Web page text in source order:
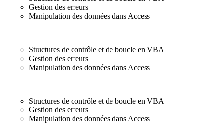
Gestion des erreurs
Manipulation des données dans Access
|
Structures de contrôle et de boucle en VBA
Gestion des erreurs
Manipulation des données dans Access
|
Structures de contrôle et de boucle en VBA
Gestion des erreurs
Manipulation des données dans Access
|